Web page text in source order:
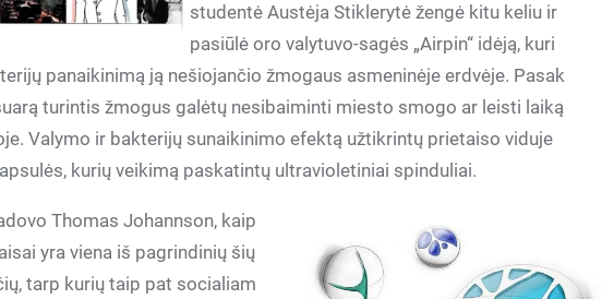
studentė Austėja Stiklerytė žengė kitu keliu ir
pasiūlė oro valytuvo-sagės „Airpin“ idėją, kuri
panaikinimą ją nešiojančio žmogaus asmeninėje erdvėje. Pasak
turintis žmogus galėtų nesibaiminti miesto smogo ar leisti laiką
Valymo ir bakterijų sunaikinimo efektą užtikrintų prietaiso viduje
kurių veikimą paskatintų ultravioletiniai spinduliai.
Thomas Johannson, kaip
yra viena iš pagrindinių šių
tarp kurių taip pat socialiam